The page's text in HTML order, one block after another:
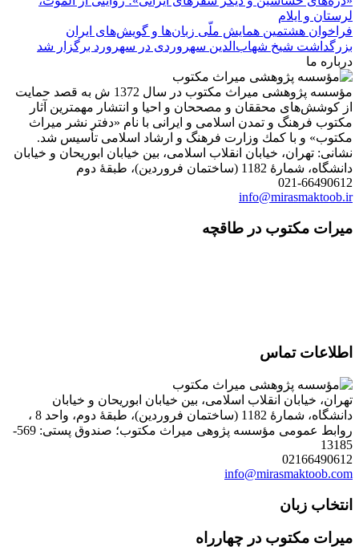
لرستان و ایلام
فراخوان هشتمین همایش ملّی زبان‌ها و گویش‌های ایران
بزرگداشت شیخ شهاب‌الدین سهروردی در سهرورد برگزار شد
درباره ما
مؤسسه پژوهشی میراث مكتوب در سال 1372 ش به قصد حمایت
از كوشش‌های محققان و مصححان و احیا و انتشار مهمترین آثار
مكتوب فرهنگ و تمدن اسلامی و ایرانی با نام «دفتر نشر میراث
مكتوب» و با كمك وزارت فرهنگ و ارشاد اسلامی تأسیس شد.
نشانی: تهران، خیابان انقلاب اسلامی، بین خیابان ابوریحان و خیابان
دانشگاه، شمارۀ 1182 (ساختمان فروردین)، طبقۀ دوم
021-66490612
info@mirasmaktoob.ir
میرات مکتوب در طاقچه
اطلاعات تماس
تهران، خیابان انقلاب اسلامی، بین خیابان ابوریحان و خیابان
دانشگاه، شمارۀ 1182 (ساختمان فروردین)، طبقۀ دوم، واحد 8 ،
روابط عمومی مؤسسه پژوهی میراث مکتوب؛ صندوق پستی: 569-
13185
02166490612
info@mirasmaktoob.com
انتخاب زبان
میرات مکتوب در چهارراه